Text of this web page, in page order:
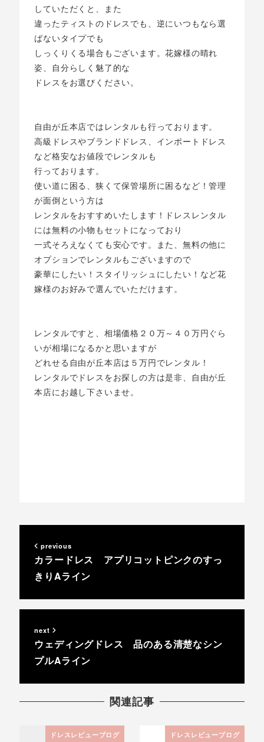
していただくと、また
違ったティストのドレスでも、逆にいつもなら選
ばないタイプでも
しっくりくる場合もございます。花嫁様の晴れ
姿、自分らしく魅了的な
ドレスをお選びください。
自由が丘本店ではレンタルも行っております。
高級ドレスやブランドドレス、インポートドレス
など格安なお値段でレンタルも
行っております。
使い道に困る、狭くて保管場所に困るなど！管理
が面倒という方は
レンタルをおすすめいたします！ドレスレンタル
には無料の小物もセットになっており
一式そろえなくても安心です。また、無料の他に
オプションでレンタルもございますので
豪華にしたい！スタイリッシュにしたい！など花
嫁様のお好みで選んでいただけます。
レンタルですと、相場価格２０万～４０万円ぐら
いが相場になるかと思いますが
どれせる自由が丘本店は５万円でレンタル！
レンタルでドレスをお探しの方は是非、自由が丘
本店にお越し下さいませ。
previous
カラードレス アプリコットピンクのすっ
きりAライン
next
ウェディングドレス 品のある清楚なシン
プルAライン
関連記事
ドレスレビューブログ ドレスレビューブログ